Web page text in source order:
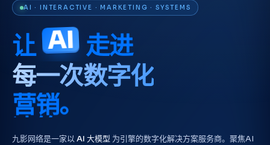
AI · INTERACTIVE · MARKETING · SYSTEMS
让 AI 走进
每一次数字化
体验。
交互。
营销。
决策。
体验。
九影网络是一家以 AI 大模型 为引擎的数字化解决方案服务商。聚焦AI